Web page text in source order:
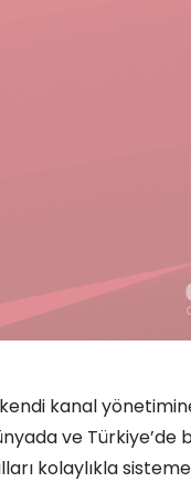
kanal
ve Türkiye’de
kolaylıkla